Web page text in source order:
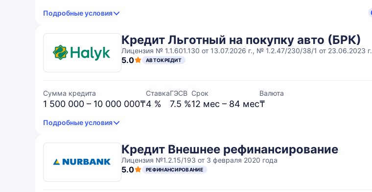
Подробные условия
Кредит Льготный на покупку авто (БРК)
Лицензия № 1.1.601.130 от 13.07.2026 г., № 1.2.47/230/38/1 от 23.06.2023 г.
5.0 АВТОКРЕДИТ
Сумма кредита
1 500 000 – 10 000 000₸
Ставка
4 %
ГЭСВ
7.5 %
Срок
12 мес – 84 мес
Валюта
₸
Подробные условия
Кредит Внешнее рефинансирование
Лицензия №1.2.15/193 от 3 февраля 2020 года
5.0 РЕФИНАНСИРОВАНИЕ